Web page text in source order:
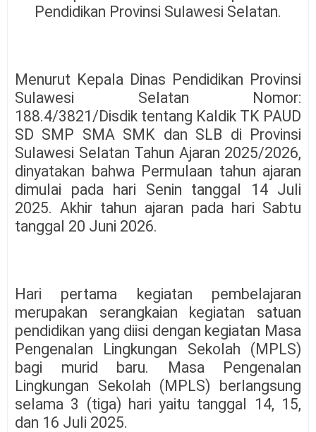
Pendidikan Provinsi Sulawesi Selatan.
Menurut Kepala Dinas Pendidikan Provinsi
Sulawesi Selatan Nomor:
188.4/3821/Disdik tentang Kaldik TK PAUD
SD SMP SMA SMK dan SLB di Provinsi
Sulawesi Selatan Tahun Ajaran 2025/2026,
dinyatakan bahwa Permulaan tahun ajaran
dimulai pada hari Senin tanggal 14 Juli
2025. Akhir tahun ajaran pada hari Sabtu
tanggal 20 Juni 2026.
Hari pertama kegiatan pembelajaran
merupakan serangkaian kegiatan satuan
pendidikan yang diisi dengan kegiatan Masa
Pengenalan Lingkungan Sekolah (MPLS)
bagi murid baru. Masa Pengenalan
Lingkungan Sekolah (MPLS) berlangsung
selama 3 (tiga) hari yaitu tanggal 14, 15,
dan 16 Juli 2025.